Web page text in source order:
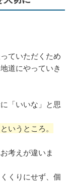
ていただくため
道にやっていき
「いいな」と思
いうところ。
考えが違いま
くりにせず、個